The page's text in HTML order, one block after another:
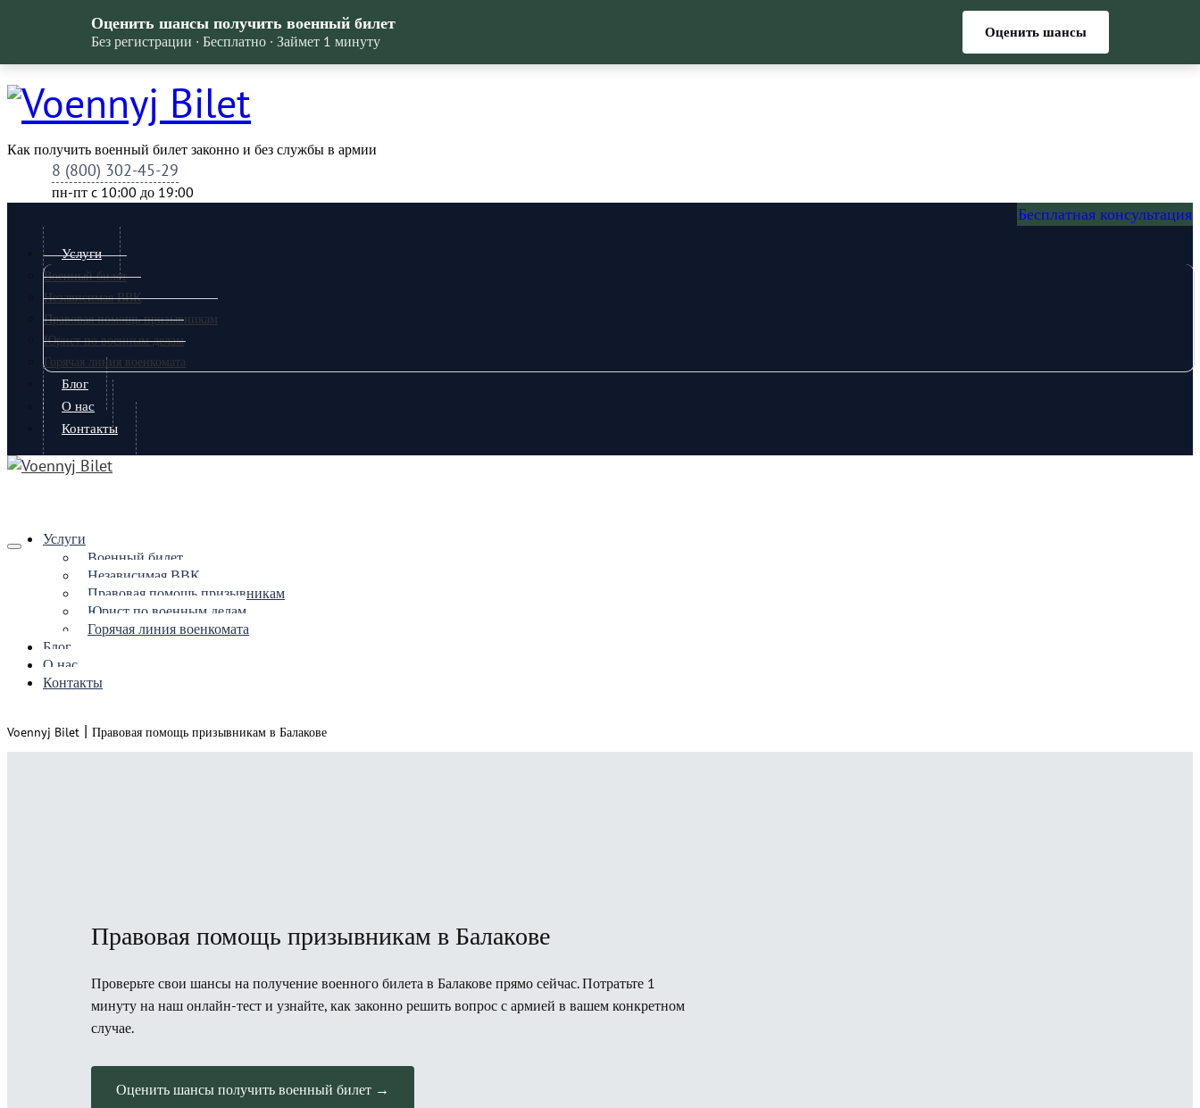
Как получить военный билет законно и без службы в армии
8 (800) 302-45-29
пн-пт c 10:00 до 19:00
Бесплатная консультация
Услуги
Военный билет
Независимая ВВК
Правовая помощь призывникам
Юрист по военным делам
Горячая линия военкомата
Блог
О нас
Контакты
Услуги
Военный билет
Независимая ВВК
Правовая помощь призывникам
Юрист по военным делам
Горячая линия военкомата
Блог
О нас
Контакты
Voennyj Bilet | Правовая помощь призывникам в Балакове
Правовая помощь призывникам в Балакове
Проверьте свои шансы на получение военного билета в Балакове прямо сейчас. Потратьте 1
минуту на наш онлайн-тест и узнайте, как законно решить вопрос с армией в вашем конкретном
случае.
Оценить шансы получить военный билет →
Оценить шансы получить военный билет
Без регистрации · Бесплатно · Займет 1 минуту
Оценить шансы